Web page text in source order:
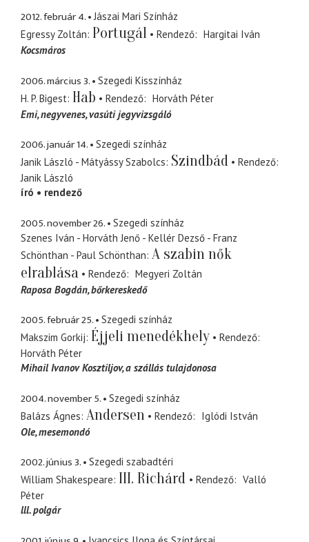
2012. február 4.
Jászai Mari Színház
Egressy Zoltán Portugál Rendező
Hargitai Iván
Kocsmáros
2006. március 3.
Szegedi Kisszínház
H. P. Bigest Hab Rendező
Horváth Péter
Emi negyvenes, vasúti jegyvizsgáló
2006. január 14.
Szegedi színház
Janik László - Mátyássy Szabolcs Szindbád
Rendező
Janik László
író
rendező
2005. november 26.
Szegedi színház
Szenes Iván - Horváth Jenő - Kellér Dezső - Franz
Schönthan - Paul Schönthan A szabin nők
elrablása
Rendező
Megyeri Zoltán
Raposa Bogdán bőrkereskedő
2005. február 25.
Szegedi színház
Makszim Gorkij Éjjeli menedékhely
Rendező
Horváth Péter
Mihail Ivanov Kosztiljov a szállás tulajdonosa
2004. november 5.
Szegedi színház
Balázs Ágnes Andersen Rendező
Iglódi István
Ole mesemondó
2002. június 3.
Szegedi szabadtéri
William Shakespeare III. Richárd Rendező
Valló
Péter
lll. polgár